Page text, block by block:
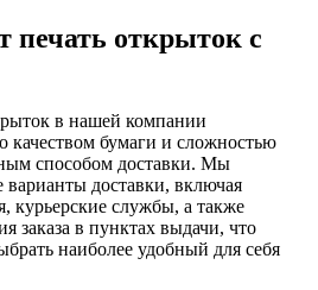
печать открыток с
в нашей компании
качеством бумаги и сложностью
способом доставки. Мы
варианты доставки, включая
курьерские службы, а также
заказа в пунктах выдачи, что
наиболее удобный для себя